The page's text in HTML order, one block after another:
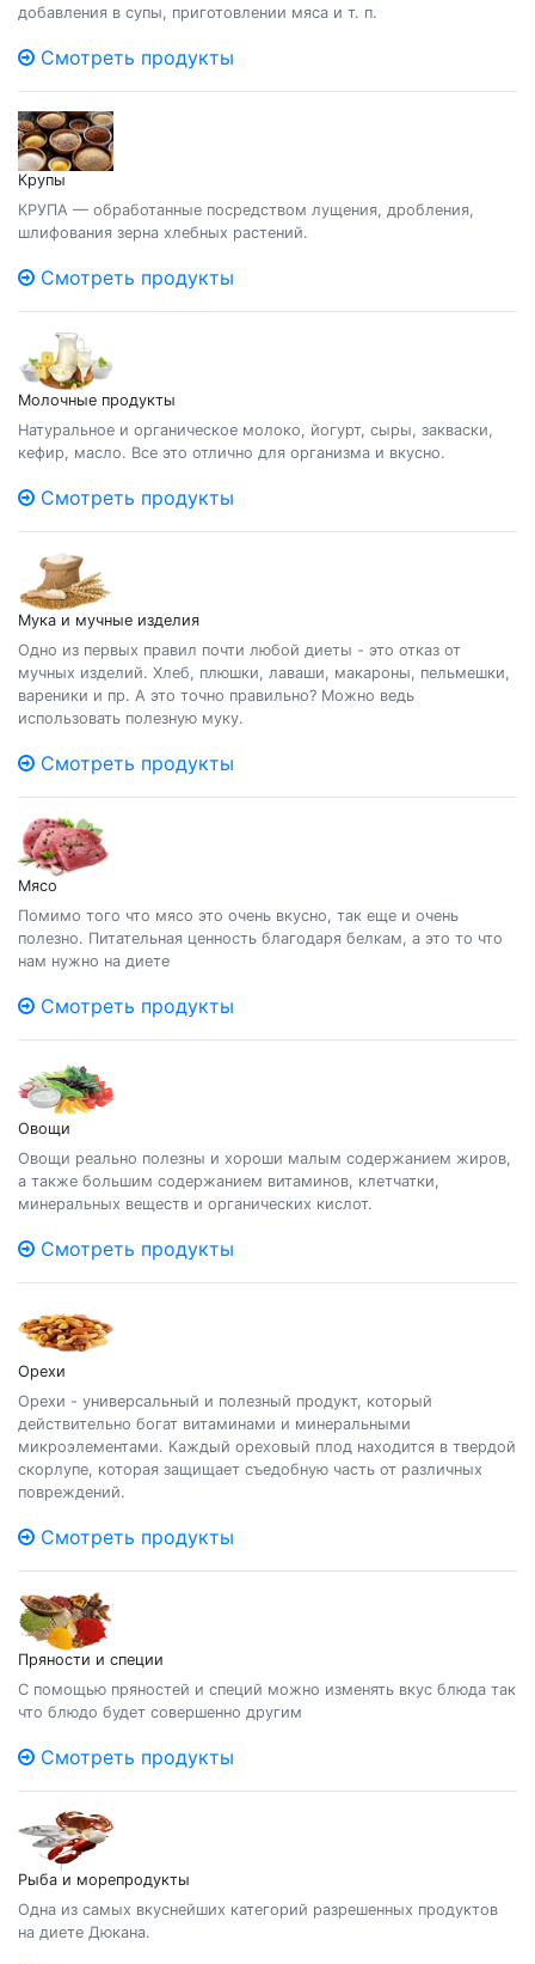
добавления в супы, приготовлении мяса и т. п.
Смотреть продукты
Крупы
КРУПА — обработанные посредством лущения, дробления,
шлифования зерна хлебных растений.
Смотреть продукты
Молочные продукты
Натуральное и органическое молоко, йогурт, сыры, закваски,
кефир, масло. Все это отлично для организма и вкусно.
Смотреть продукты
Мука и мучные изделия
Одно из первых правил почти любой диеты - это отказ от
мучных изделий. Хлеб, плюшки, лаваши, макароны, пельмешки,
вареники и пр. А это точно правильно? Можно ведь
использовать полезную муку.
Смотреть продукты
Мясо
Помимо того что мясо это очень вкусно, так еще и очень
полезно. Питательная ценность благодаря белкам, а это то что
нам нужно на диете
Смотреть продукты
Овощи
Овощи реально полезны и хороши малым содержанием жиров,
а также большим содержанием витаминов, клетчатки,
минеральных веществ и органических кислот.
Смотреть продукты
Орехи
Орехи - универсальный и полезный продукт, который
действительно богат витаминами и минеральными
микроэлементами. Каждый ореховый плод находится в твердой
скорлупе, которая защищает съедобную часть от различных
повреждений.
Смотреть продукты
Пряности и специи
С помощью пряностей и специй можно изменять вкус блюда так
что блюдо будет совершенно другим
Смотреть продукты
Рыба и морепродукты
Одна из самых вкуснейших категорий разрешенных продуктов
на диете Дюкана.